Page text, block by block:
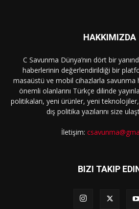
HAKKIMIZDA
C Savunma Dünya’nın dört bir
haberlerinin değerlendirildiği bir
masaüstü ve mobil cihazlarla savunma
önemli olanlarını Türkçe dilinde
politikaları, yeni ürünler, yeni
dış politika yazılarını size
İletişim:
BIZI TAKIP